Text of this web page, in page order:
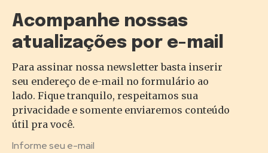
Acompanhe nossas
atualizações por e-mail
Para assinar nossa newsletter basta inserir
seu endereço de e-mail no formulário ao
lado. Fique tranquilo, respeitamos sua
privacidade e somente enviaremos conteúdo
útil pra você.
Informe seu e-mail